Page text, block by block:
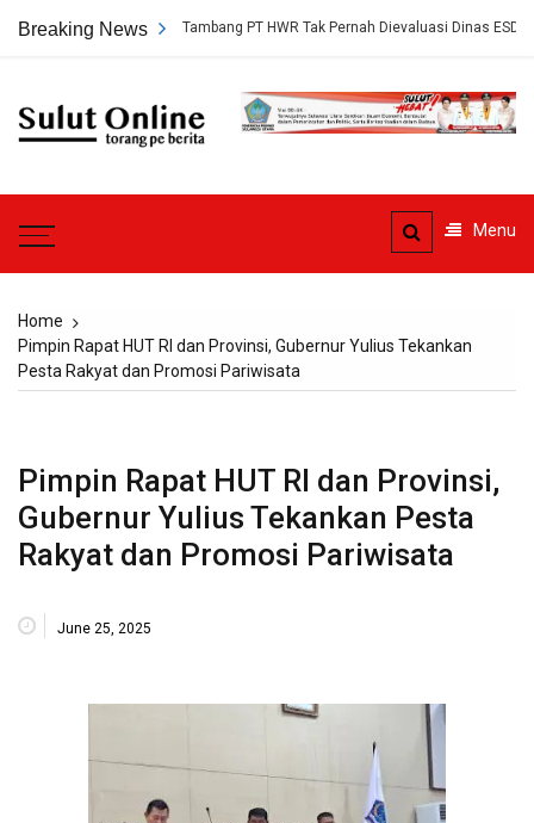
Breaking News
Persetujuan Tambang PT HWR Tak Pernah Dievaluasi Dinas ESDM
Sulut
Menu
Home
Pimpin Rapat HUT RI dan Provinsi, Gubernur Yulius Tekankan
Pesta Rakyat dan Promosi Pariwisata
Pimpin Rapat HUT RI dan Provinsi,
Gubernur Yulius Tekankan Pesta
Rakyat dan Promosi Pariwisata
June 25, 2025